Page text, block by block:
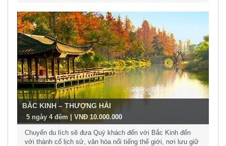
BẮC KINH – THƯỢNG HẢI
- 5 ngày 4 đêm | VNĐ 10.000.000
Chuyến du lích sẽ đưa Quý khách đến với Bắc Kinh đến
với thành cổ lịch sử, văn hóa nổi tiếng thế giới, nơi lưu giữ